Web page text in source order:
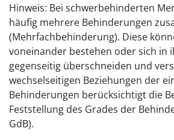
Hinweis: Bei schwerbehinderten
häufig mehrere Behinderungen
(Mehrfachbehinderung). Diese
voneinander bestehen oder sich in
gegenseitig überschneiden und
wechselseitigen Beziehungen der
Behinderungen berücksichtigt die
Feststellung des Grades der
GdB).